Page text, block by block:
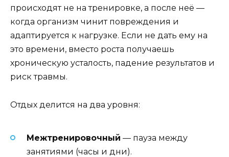
происходят не на тренировке, а после неё —
когда организм чинит повреждения и
адаптируется к нагрузке. Если не дать ему на
это времени, вместо роста получаешь
хроническую усталость, падение результатов и
риск травмы.
Отдых делится на два уровня:
Межтренировочный — пауза между
занятиями (часы и дни).